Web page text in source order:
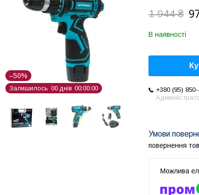
–50%
Залишилось 00 днів 00 00 00
1 944 ₴
В наявності
+380 (95)
повернення